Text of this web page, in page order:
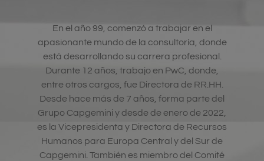
En el año 99, comenzó a trabajar en el
apasionante mundo de la consultoría, donde
está desarrollando su carrera profesional.
Durante 12 años, trabajo en PwC, donde,
entre otros cargos, fue Directora de RR.HH.
Desde hace más de 7 años, forma parte del
Grupo Capgemini y desde de enero de 2022,
es la Vicepresidenta y Directora de Recursos
Humanos para Europa Central y del Sur de
Capgemini. También es miembro del Comité